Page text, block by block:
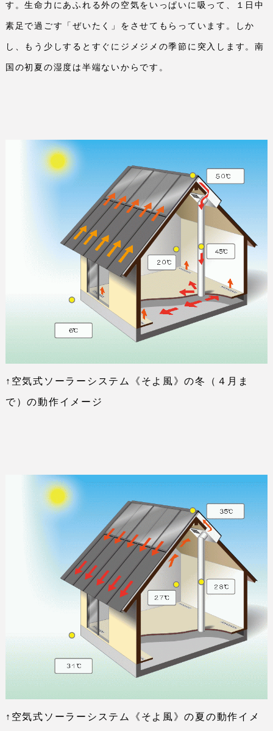
す。生命力にあふれる外の空気をいっぱいに吸って、１日中
素足で過ごす「ぜいたく」をさせてもらっています。しか
し、もう少しするとすぐにジメジメの季節に突入します。南
国の初夏の湿度は半端ないからです。
↑空気式ソーラーシステム《そよ風》の冬（４月ま
で）の動作イメージ
↑空気式ソーラーシステム《そよ風》の夏の動作イメ